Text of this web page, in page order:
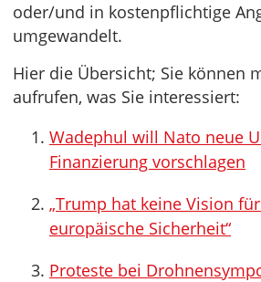
oder/und in kostenpflichtige
umgewandelt.
Hier die Übersicht; Sie können
aufrufen, was Sie interessiert:
Wadephul will Nato neue
Finanzierung vorschlagen
„Trump hat keine Vision
europäische Sicherheit“
Proteste bei